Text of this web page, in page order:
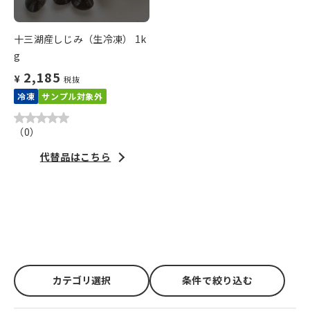
十三湖産しじみ（生冷凍） 1k
g
¥ 2,185 税抜
冷凍 サンプル対象外
（0）
代替品はこちら
カテゴリ選択 条件で絞り込む